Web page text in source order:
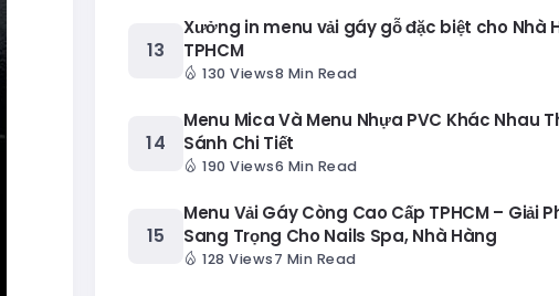
Xưởng in menu vải gáy gỗ đặc biệt cho Nhà
TPHCM
130 Views8 Min Read
Menu Mica Và Menu Nhựa PVC Khác Nhau
Sánh Chi Tiết
190 Views6 Min Read
Menu Vải Gáy Còng Cao Cấp TPHCM – Giải
Sang Trọng Cho Nails Spa, Nhà Hàng
128 Views7 Min Read